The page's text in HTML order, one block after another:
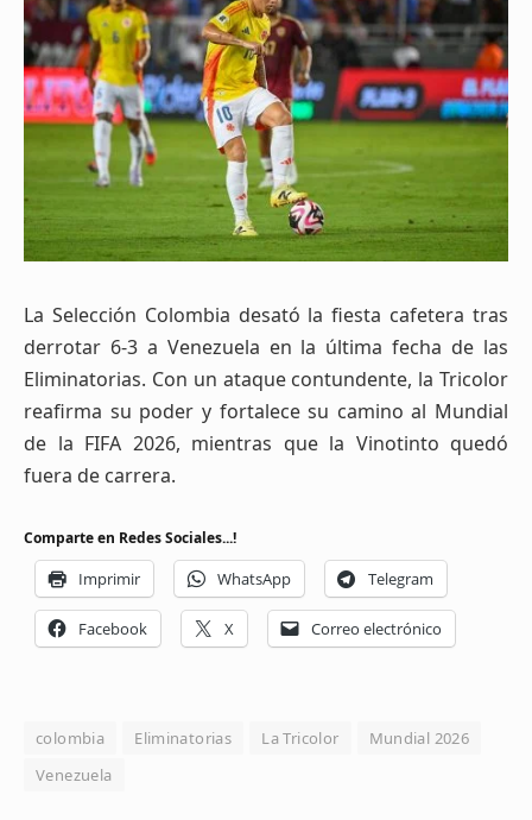
La Selección Colombia desató la fiesta cafetera tras
derrotar 6-3 a Venezuela en la última fecha de las
Eliminatorias. Con un ataque contundente, la Tricolor
reafirma su poder y fortalece su camino al Mundial
de la FIFA 2026, mientras que la Vinotinto quedó
fuera de carrera.
Comparte en Redes Sociales...!
Imprimir WhatsApp Telegram
Facebook X Correo electrónico
colombia Eliminatorias La Tricolor
Mundial 2026
Venezuela